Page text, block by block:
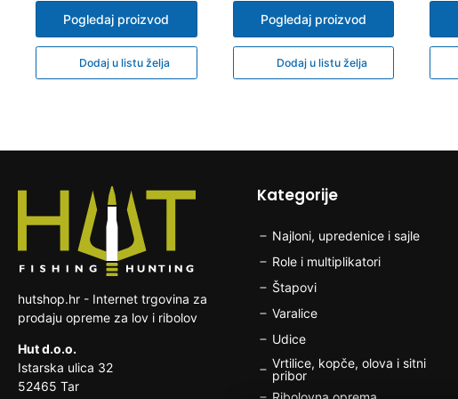
Pogledaj proizvod
Dodaj u listu želja
Pogledaj proizvod
Dodaj u listu želja
hutshop.hr - Internet trgovina za
prodaju opreme za lov i ribolov
Hut d.o.o.
Istarska ulica 32
52465 Tar
Kategorije
Najloni, upredenice i sajle
Role i multiplikatori
Štapovi
Varalice
Udice
Vrtilice, kopče, olova i sitni
pribor